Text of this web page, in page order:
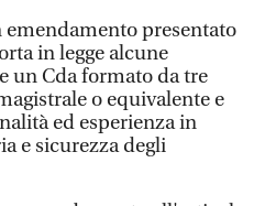
emendamento presentato
in legge alcune
un Cda formato da tre
o equivalente e
ed esperienza in
e sicurezza degli